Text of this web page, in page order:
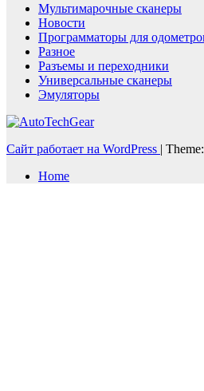
Мультимарочные сканеры
Новости
Программаторы для
Разное
Разъемы и переходники
Универсальные сканеры
Эмуляторы
Сайт работает на WordPress |
Home